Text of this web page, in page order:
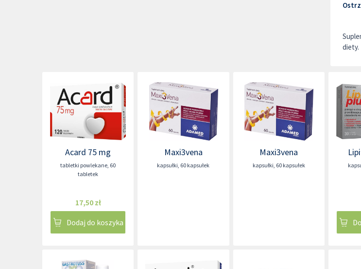
diety.
Acard 75 mg
tabletki powlekane, 60
tabletek
17,50 zł
Dodaj do koszyka
Maxi3vena
kapsułki, 60 kapsułek
Maxi3vena
kapsułki, 60 kapsułek